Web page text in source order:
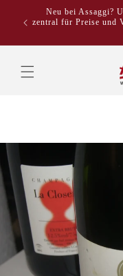
Inhalt
Neu bei Assaggi?
zentral für Preise und